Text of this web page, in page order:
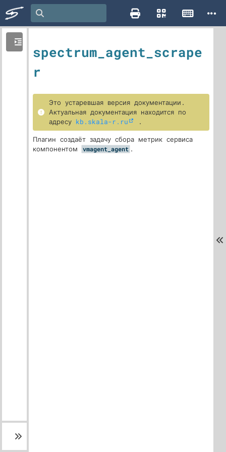
spectrum_agent_scrape
r
Это устаревшая версия документации.
Актуальная документация находится по
адресу kb.skala-r.ru
.
Плагин создаёт задачу сбора метрик сервиса
компонентом
vmagent_agent .